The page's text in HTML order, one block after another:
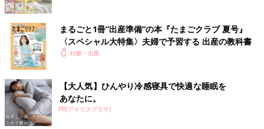
木製の大型家具と異なり、不要になったらコンパクトに畳んでリ
【整理収納メソッド 収納グッズ１】「モノに合ったサイ
ズ」＆「ひとまとめ」。「アクション数」も考えた、お世
話グッズ収納ケース
まるごと1冊“出産準備”の本『たまごクラブ 夏号』
〈スペシャル大特集〉夫婦で予習する 出産の教科書
妊娠・出産
【大人気】ひんやり冷感寝具で快適な睡眠を
あなたに。
PR(アイリスプラザ)